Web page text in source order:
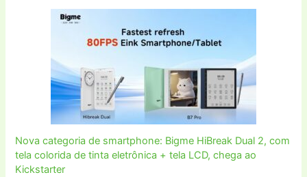
Nova categoria de smartphone: Bigme HiBreak Dual 2, com
tela colorida de tinta eletrônica + tela LCD, chega ao
Kickstarter